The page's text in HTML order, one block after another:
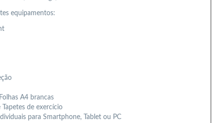
equipamentos:
A4 brancas
de exercício
para Smartphone, Tablet ou PC